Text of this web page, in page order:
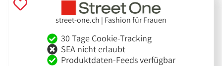
street-one.ch | Fashion für Frauen
30 Tage Cookie-Tracking
SEA nicht erlaubt
Produktdaten-Feeds verfügbar